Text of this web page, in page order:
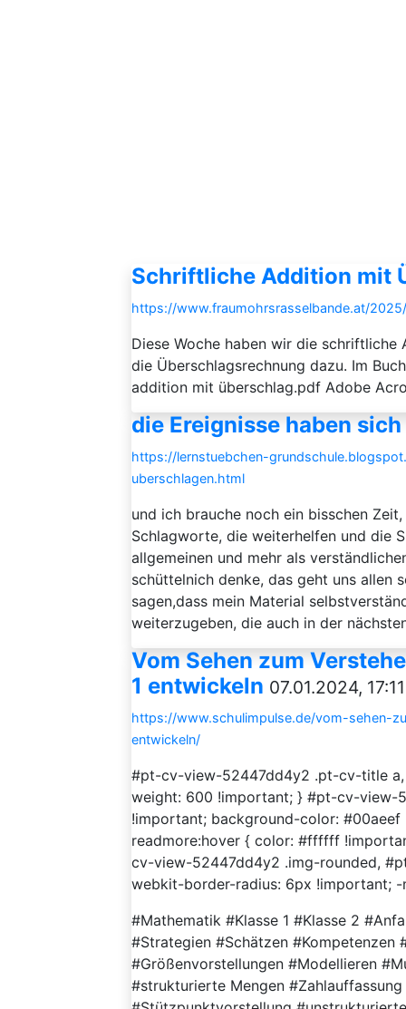
Schriftliche Addition mit
https://www.fraumohrsrasselbande.at/
Diese Woche haben wir die
die Überschlagsrechnung dazu. Im
addition mit überschlag.pdf Adobe
die Ereignisse haben
https://lernstuebchen-
uberschlagen.html
und ich brauche noch ein bisschen
Schlagworte, die weiterhelfen und die
allgemeinen und mehr als
schüttelnich denke, das geht uns allen
sagen,dass mein Material
weiterzugeben, die auch in der
Vom Sehen zum
1 entwickeln 07.01.2024,
https://www.schulimpulse.de/vom-sehen-
entwickeln/
#pt-cv-view-52447dd4y2 .pt-cv-title
weight: 600 !important; } #pt-cv-
!important; background-color:
readmore:hover { color: #ffffff
cv-view-52447dd4y2 .img-rounded,
webkit-border-radius: 6px !important;
#Mathematik #Klasse 1 #Klasse 2
#Strategien #Schätzen #Kompetenzen
#Größenvorstellungen #Modellieren
#strukturierte Mengen